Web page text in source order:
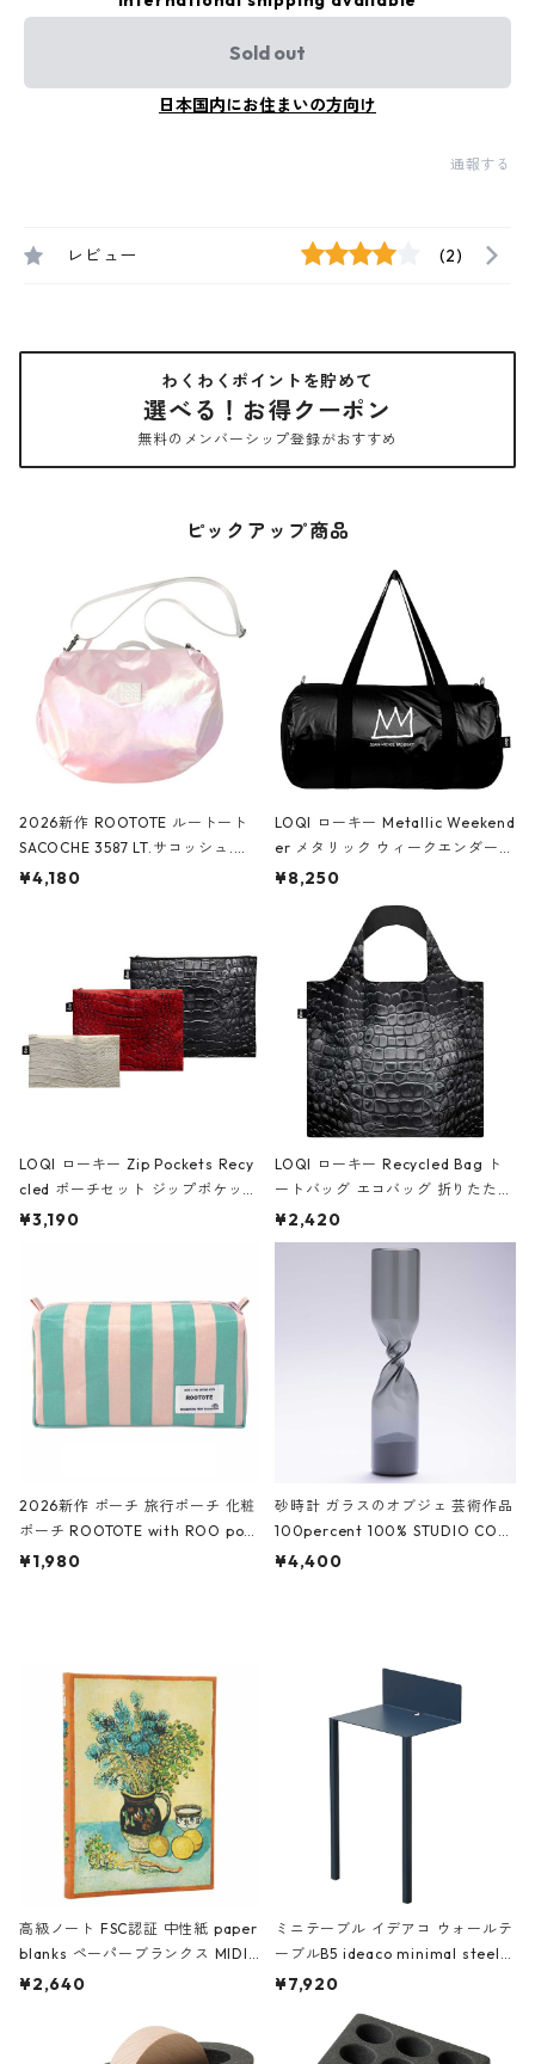
Sold out
日本国内にお住まいの方向け
通報する
レビュー (2)
わくわくポイントを貯めて
選べる！お得クーポン
無料のメンバーシップ登録がおすすめ
ピックアップ商品
2026新作 ROOTOTE ルートート
SACOCHE 3587 LT.サコッシュ.ル
ミエ-B ショルダーバッグ グロスピ
¥4,180
LOQI ローキー Metallic Weekend
er メタリック ウィークエンダー
ボストンバッグ ショルダーバッグ
Black ジャン=ミッシェル・バスキ
ア/クラウン ブラック
¥8,250
LOQI ローキー Zip Pockets Recy
cled ポーチセット ジップポケット
ファスナーポーチ 撥水加工 トラベ
ーガンディー、オフホワイト
¥3,190
LOQI ローキー Recycled Bag ト
ートバッグ エコバッグ 折りたたみ
大きめ 撥水加工 収納ポーチ CRO
CODILE/Black クロコダイル/ブラ
¥2,420
2026新作 ポーチ 旅行ポーチ 化粧
ポーチ ROOTOTE with ROO pou
ch 3532 ルートート WR.ポーチ.ラ
¥1,980
砂時計 ガラスのオブジェ 芸術作品
100percent 100% STUDIO COH
AKU Timeless 100パーセント ス
¥4,400
高級ノート FSC認証 中性紙 paper
blanks ペーパーブランクス MIDI
ハードカバー 罫線 ヴァン・ゴッホ
¥2,640
ミニテーブル イデアコ ウォールテ
ーブルB5 ideaco minimal steel f
urniture WALL Table B5 ネイビー
¥7,920